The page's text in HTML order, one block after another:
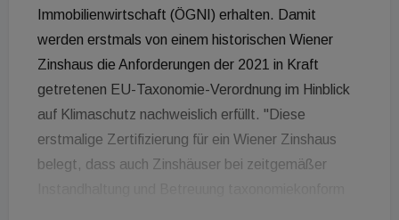
Immobilienwirtschaft (ÖGNI) erhalten. Damit
werden erstmals von einem historischen Wiener
Zinshaus die Anforderungen der 2021 in Kraft
getretenen EU-Taxonomie-Verordnung im Hinblick
auf Klimaschutz nachweislich erfüllt. "Diese
erstmalige Zertifizierung für ein Wiener Zinshaus
belegt, dass auch Zinshäuser bei zeitgemäßer